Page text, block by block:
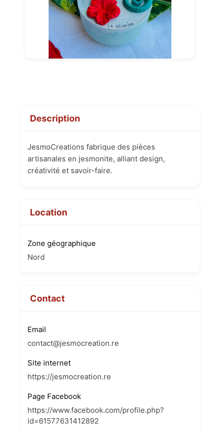
Description
JesmoCreations fabrique des pièces
artisanales en jesmonite, alliant design,
créativité et savoir-faire.
Location
Zone géographique
Nord
Contact
Email
contact@jesmocreation.re
Site internet
https://jesmocreation.re
Page Facebook
https://www.facebook.com/profile.php?
id=61577631412892